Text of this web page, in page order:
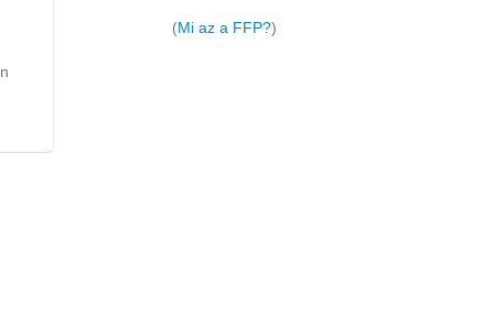
(Mi az a FFP?)